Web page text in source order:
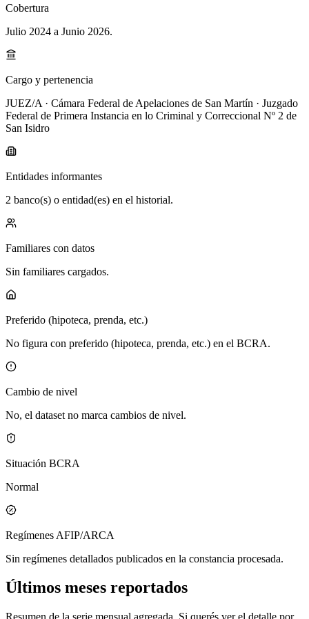
Cobertura
Julio 2024 a Junio 2026.
Cargo y pertenencia
JUEZ/A · Cámara Federal de Apelaciones de San Martín · Juzgado
Federal de Primera Instancia en lo Criminal y Correccional Nº 2 de
San Isidro
Entidades informantes
2 banco(s) o entidad(es) en el historial.
Familiares con datos
Sin familiares cargados.
Preferido (hipoteca, prenda, etc.)
No figura con preferido (hipoteca, prenda, etc.) en el BCRA.
Cambio de nivel
No, el dataset no marca cambios de nivel.
Situación BCRA
Normal
Regímenes AFIP/ARCA
Sin regímenes detallados publicados en la constancia procesada.
Últimos meses reportados